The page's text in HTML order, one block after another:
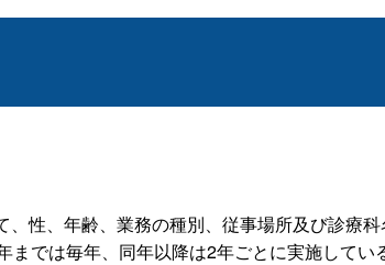
性、年齢、業務の種別、従事場所及び診療
では毎年、同年以降は2年ごとに実施してい